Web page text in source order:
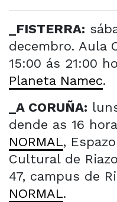
_FISTERRA:
decembro. Aula
15:00 ás 21:00
Planeta Namec.
_A CORUÑA:
dende as 16
NORMAL,
Cultural de
47, campus de
NORMAL.